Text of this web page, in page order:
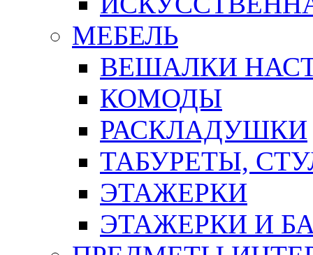
МЕБЕЛЬ
ВЕШАЛКИ
КОМОДЫ
РАСКЛАДУШКИ
ТАБУРЕТЫ,
ЭТАЖЕРКИ
ЭТАЖЕРКИ И